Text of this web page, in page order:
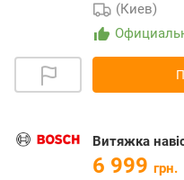
(Киев)
Витяжка
6 999 грн.